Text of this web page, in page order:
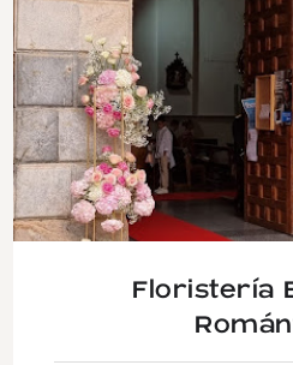
Floristería